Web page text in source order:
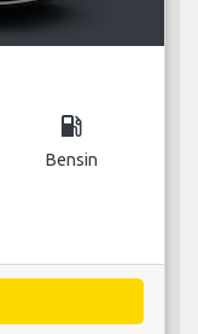
local_gas_station
Bensin